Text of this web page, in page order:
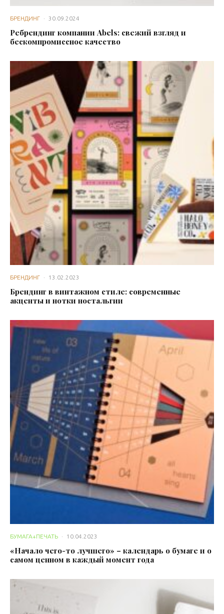
БРЕНДИНГ · 30.09.2024
Ребрендинг компании Abels: свежий взгляд и
бескомпромиссное качество
БРЕНДИНГ · 13.02.2023
Брендинг в винтажном стиле: современные
акценты и нотки ностальгии
БУМАГА+ПЕЧАТЬ · 10.04.2023
«Начало чего-то лучшего» – календарь о бумаге и о
самом ценном в каждый момент года